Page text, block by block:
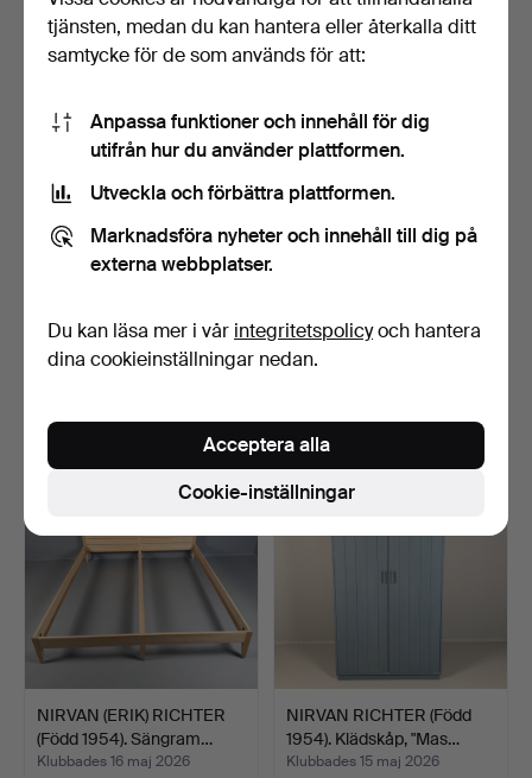
127 USD 43 USD
1954). Klädskåp, "Mas…
Klubbades 16 maj 2026
1954). Bord/ Sängbord…
Klubbades 16 maj 2026
NIRVAN (ERIK) RICHTER
(Född 1954). Sängram…
Klubbades 16 maj 2026
NIRVAN RICHTER (Född
1954). Klädskåp, "Mas…
Klubbades 15 maj 2026
tjänsten, medan du kan hantera eller återkalla ditt
samtycke för de som används för att:
Anpassa funktioner och innehåll för dig
utifrån hur du använder plattformen.
Utveckla och förbättra plattformen.
Marknadsföra nyheter och innehåll till dig på
externa webbplatser.
Du kan läsa mer i vår integritetspolicyoch hantera
dina cookieinställningar nedan.
Cookie-inställningar
Acceptera alla